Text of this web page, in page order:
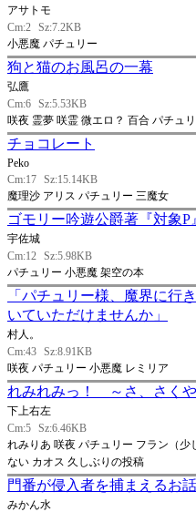
アサトモ
Cm:2 Sz:7.2KB
小悪魔 パチュリー
狗と猫のお風呂の一幕
弘鷹
Cm:6 Sz:5.53KB
咲夜 霊夢 咲霊 微エロ？ 百合 パチュ
チョコレート
Peko
Cm:17 Sz:15.14KB
魔理沙 アリス パチュリー 三魔女
ゴモリー吟遊公爵著『対象
宇佐城
Cm:12 Sz:5.98KB
パチュリー 小悪魔 架空の本
「パチュリー様、魔界に行
いていただけませんか」
村人。
Cm:43 Sz:8.91KB
咲夜 パチュリー 小悪魔 レミリア
れみれみっ！ ～さ、さく
下上右左
Cm:5 Sz:6.46KB
れみりあ 咲夜 パチュリー フラン（
ない カオス 久しぶりの投稿
門番が侵入者を捕まえるお話
みかん水